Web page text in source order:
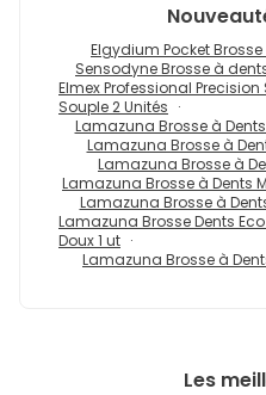
Elgydium Pocket
Sensodyne Brosse à
Elmex Professional Precision
Souple 2 Unités
Lamazuna Brosse à
Lamazuna Brosse à
Lamazuna Brosse à
Lamazuna Brosse à Dents
Lamazuna Brosse à
Lamazuna Brosse Dents
Doux 1 ut
Lamazuna Brosse à
Les